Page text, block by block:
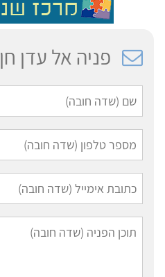
פניה אל עדן חן